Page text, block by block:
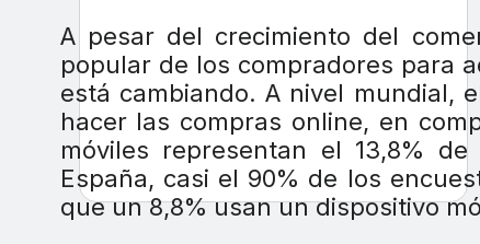
A pesar del crecimiento del
popular de los compradores para
está cambiando. A nivel mundial,
hacer las compras online, en
móviles representan el 13,8%
España, casi el 90% de los
que un 8,8% usan un dispositivo